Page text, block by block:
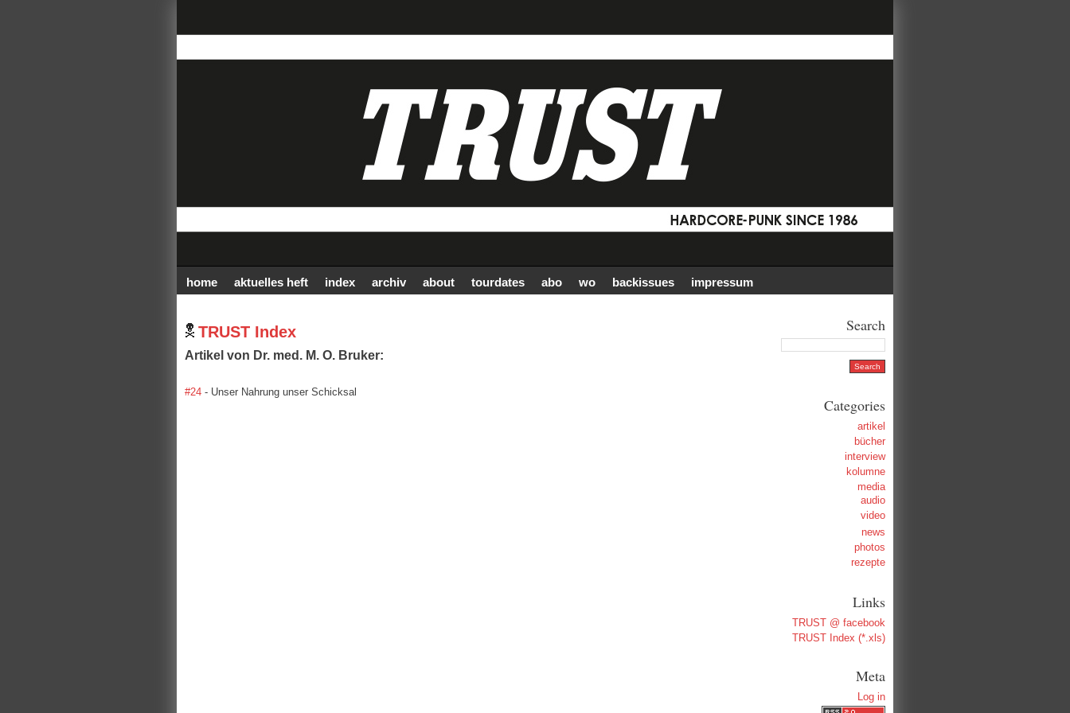
home aktuelles heft index archiv about tourdates abo wo backissues impressum
TRUST Index
Artikel von Dr. med. M. O. Bruker:
#24 - Unser Nahrung unser Schicksal
Search
Categories
artikel
bücher
interview
kolumne
media
audio
video
news
photos
rezepte
Links
TRUST @ facebook
TRUST Index (*.xls)
Meta
Log in